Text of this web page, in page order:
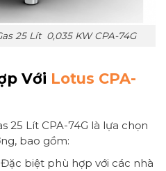
25 Lít 0,035 KW CPA-74G
Với Lotus CPA-
25 Lít CPA-74G là lựa chọn
bao gồm:
biệt phù hợp với các nhà